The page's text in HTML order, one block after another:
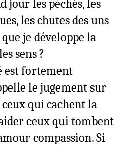
jour les péchés, les
les chutes des uns
je développe la
sens ?
est fortement
le jugement sur
qui cachent la
ceux qui tombent
compassion. Si